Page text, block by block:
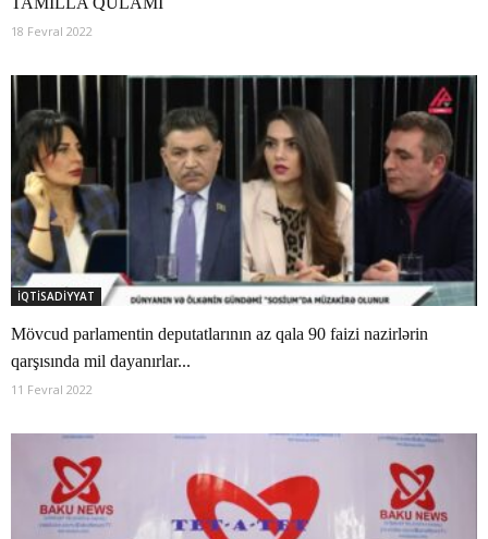
18 Fevral 2022
İQTİSADİYYAT
Mövcud parlamentin deputatlarının az qala 90 faizi nazirlərin
qarşısında mil dayanırlar...
11 Fevral 2022